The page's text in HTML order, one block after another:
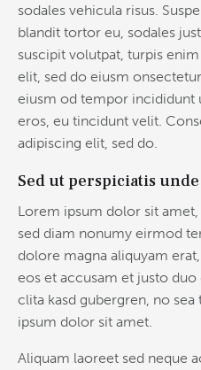
sodales vehicula risus.
blandit tortor eu, sodales
suscipit volutpat, turpis
elit, sed do eiusm
eiusm od tempor incididunt
eros, eu tincidunt velit.
adipiscing elit, sed do.
Sed ut perspiciatis
Lorem ipsum dolor sit
sed diam nonumy eirmod
dolore magna aliquyam
eos et accusam et justo
clita kasd gubergren, no
ipsum dolor sit amet.
Aliquam laoreet sed neque